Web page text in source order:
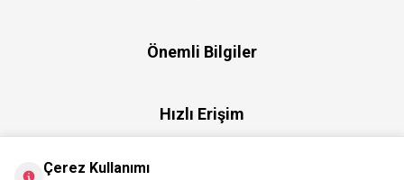
Önemli Bilgiler
Hızlı Erişim
Çerez Kullanımı